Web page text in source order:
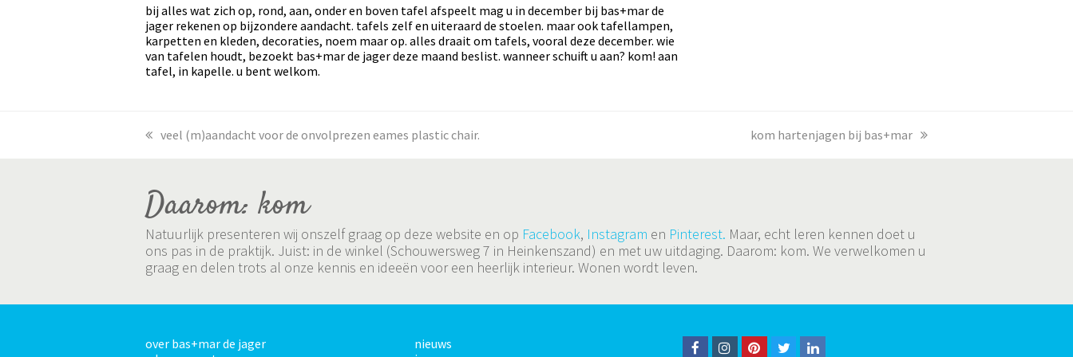
bij alles wat zich op, rond, aan, onder en boven tafel afspeelt mag u in december bij bas+mar de
jager rekenen op bijzondere aandacht. tafels zelf en uiteraard de stoelen. maar ook tafellampen,
karpetten en kleden, decoraties, noem maar op. alles draait om tafels, vooral deze december. wie
van tafelen houdt, bezoekt bas+mar de jager deze maand beslist. wanneer schuift u aan? kom! aan
tafel, in kapelle. u bent welkom.
previous
veel (m)aandacht voor de onvolprezen eames plastic chair.
next
kom hartenjagen bij bas+mar
Daarom: kom
Natuurlijk presenteren wij onszelf graag op deze website en op Facebook, Instagram en Pinterest. Maar, echt leren kennen doet u
ons pas in de praktijk. Juist: in de winkel (Schouwersweg 7 in Heinkenszand) en met uw uitdaging. Daarom: kom. We verwelkomen u
graag en delen trots al onze kennis en ideeën voor een heerlijk interieur. Wonen wordt leven.
over bas+mar de jager
nieuws
T L